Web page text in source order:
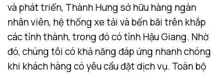
và phát triển, Thành Hưng sở hữu hàng ngàn
nhân viên, hệ thống xe tải và bến bãi trên khắp
các tỉnh thành, trong đó có tỉnh Hậu Giang. Nhờ
đó, chúng tôi có khả năng đáp ứng nhanh chóng
khi khách hàng có yêu cầu đặt dịch vụ. Toàn bộ